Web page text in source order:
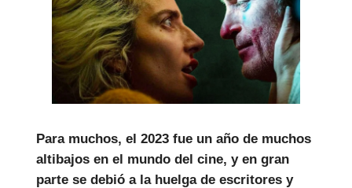
Para muchos, el 2023 fue un año de muchos
altibajos en el mundo del cine, y en gran
parte se debió a la huelga de escritores y